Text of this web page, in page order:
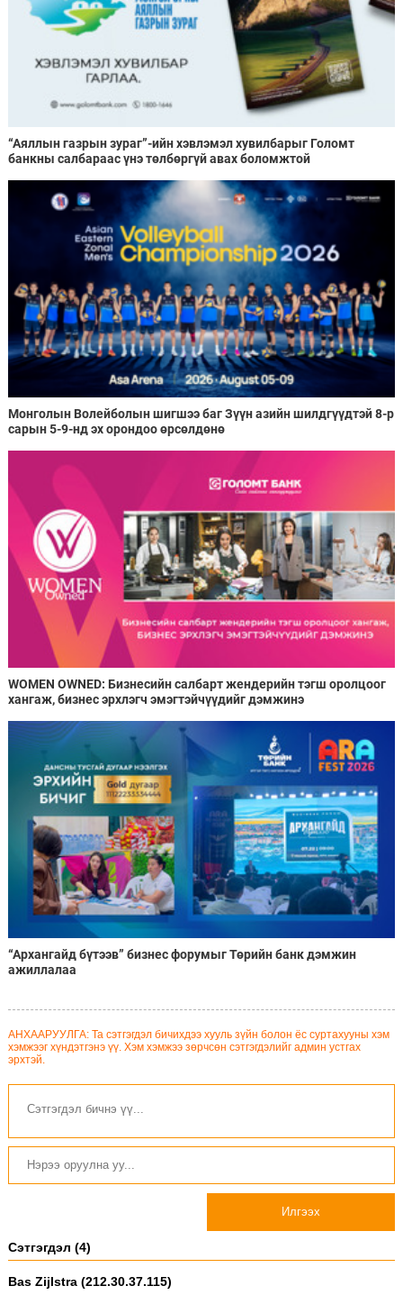
“Аяллын газрын зураг”-ийн хэвлэмэл хувилбарыг Голомт
банкны салбараас үнэ төлбөргүй авах боломжтой
Монголын Волейболын шигшээ баг Зүүн азийн шилдгүүдтэй 8-р
сарын 5-9-нд эх орондоо өрсөлдөнө
WOMEN OWNED: Бизнесийн салбарт жендерийн тэгш оролцоог
хангаж, бизнес эрхлэгч эмэгтэйчүүдийг дэмжинэ
“Архангайд бүтээв” бизнес форумыг Төрийн банк дэмжин
ажиллалаа
АНХААРУУЛГА: Та сэтгэгдэл бичихдээ хууль зүйн болон ёс суртахууны хэм
хэмжээг хүндэтгэнэ үү. Хэм хэмжээ зөрчсөн сэтгэгдэлийг админ устгах
эрхтэй.
Илгээх
Сэтгэгдэл (4)
Bas Zijlstra (212.30.37.115)